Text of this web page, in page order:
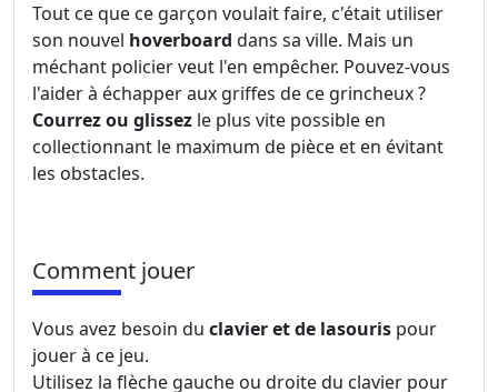
Tout ce que ce garçon voulait faire, c'était utiliser
son nouvel hoverboard dans sa ville. Mais un
méchant policier veut l'en empêcher. Pouvez-vous
l'aider à échapper aux griffes de ce grincheux ?
Courrez ou glissez le plus vite possible en
collectionnant le maximum de pièce et en évitant
les obstacles.
Comment jouer
Vous avez besoin du clavier et de lasouris pour
jouer à ce jeu.
Utilisez la flèche gauche ou droite du clavier pour